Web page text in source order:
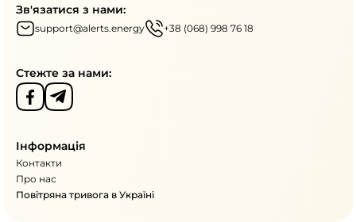
Зв'язатися з нами:
support@alerts.energy +38 (068) 998 76 18
Стежте за нами:
Інформація
Контакти
Про нас
Повітряна тривога в Україні